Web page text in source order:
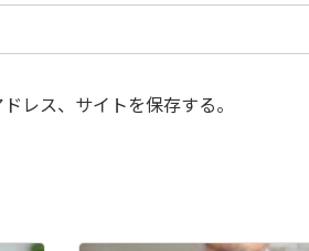
レス、サイトを保存する。